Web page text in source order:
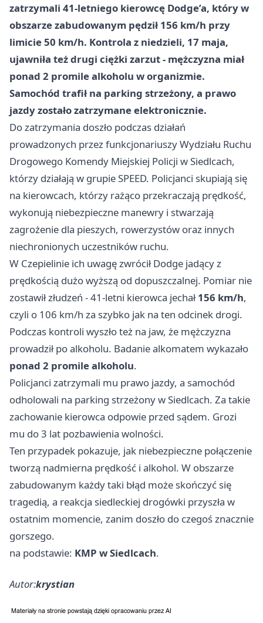
zatrzymali 41-letniego kierowcę Dodge’a, który w
obszarze zabudowanym pędził 156 km/h przy
limicie 50 km/h. Kontrola z niedzieli, 17 maja,
ujawniła też drugi ciężki zarzut - mężczyzna miał
ponad 2 promile alkoholu w organizmie.
Samochód trafił na parking strzeżony, a prawo
jazdy zostało zatrzymane elektronicznie.
Do zatrzymania doszło podczas działań
prowadzonych przez funkcjonariuszy Wydziału Ruchu
Drogowego Komendy Miejskiej Policji w Siedlcach,
którzy działają w grupie SPEED. Policjanci skupiają się
na kierowcach, którzy rażąco przekraczają prędkość,
wykonują niebezpieczne manewry i stwarzają
zagrożenie dla pieszych, rowerzystów oraz innych
niechronionych uczestników ruchu.
W Czepielinie ich uwagę zwrócił Dodge jadący z
prędkością dużo wyższą od dopuszczalnej. Pomiar nie
zostawił złudzeń - 41-letni kierowca jechał156 km/h,
czyli o 106 km/h za szybko jak na ten odcinek drogi.
Podczas kontroli wyszło też na jaw, że mężczyzna
prowadził po alkoholu. Badanie alkomatem wykazało
ponad 2 promile alkoholu.
Policjanci zatrzymali mu prawo jazdy, a samochód
odholowali na parking strzeżony w Siedlcach. Za takie
zachowanie kierowca odpowie przed sądem. Grozi
mu do 3 lat pozbawienia wolności.
Ten przypadek pokazuje, jak niebezpieczne połączenie
tworzą nadmierna prędkość i alkohol. W obszarze
zabudowanym każdy taki błąd może skończyć się
tragedią, a reakcja siedleckiej drogówki przyszła w
ostatnim momencie, zanim doszło do czegoś znacznie
gorszego.
na podstawie: KMP w Siedlcach.
Autor:krystian